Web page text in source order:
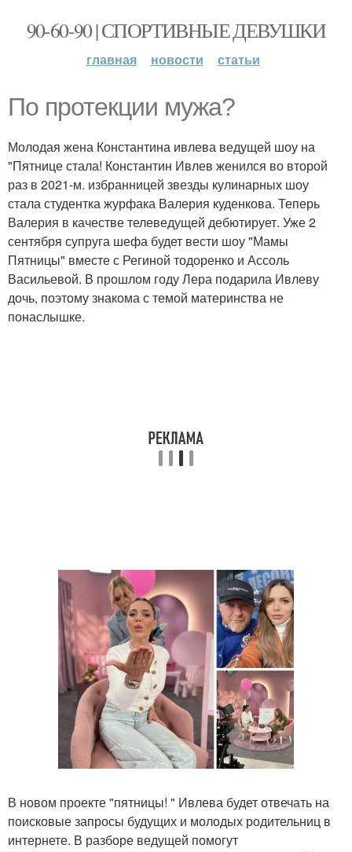
90-60-90 | СПОРТИВНЫЕ ДЕВУШКИ
главная новости статьи
По протекции мужа?
Молодая жена Константина ивлева ведущей шоу на
"Пятнице стала! Константин Ивлев женился во второй
раз в 2021-м. избранницей звезды кулинарных шоу
стала студентка журфака Валерия куденкова. Теперь
Валерия в качестве телеведущей дебютирует. Уже 2
сентября супруга шефа будет вести шоу "Мамы
Пятницы" вместе с Региной тодоренко и Ассоль
Васильевой. В прошлом году Лера подарила Ивлеву
дочь, поэтому знакома с темой материнства не
понаслышке.
В новом проекте "пятницы! " Ивлева будет отвечать на
поисковые запросы будущих и молодых родительниц в
интернете. В разборе ведущей помогут